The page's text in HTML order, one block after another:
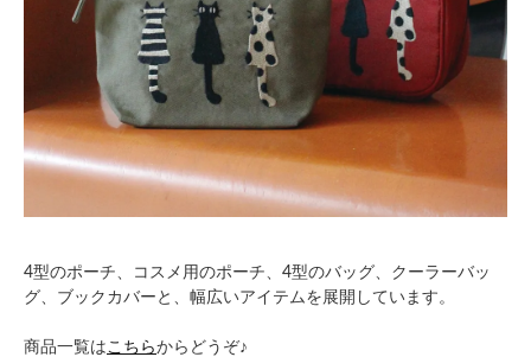
4型のポーチ、コスメ用のポーチ、4型のバッグ、クーラーバッ
グ、ブックカバーと、幅広いアイテムを展開しています。
商品一覧は こちらからどうぞ♪